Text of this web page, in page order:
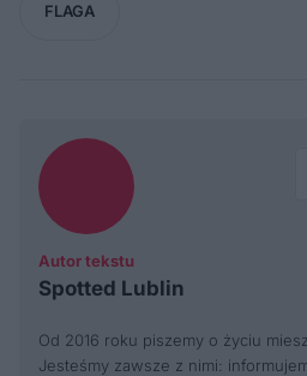
FLAGA
Autor tekstu
Spotted Lublin
Od 2016 roku piszemy o życiu
Jesteśmy zawsze z nimi: